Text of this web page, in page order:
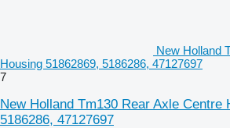
New Holland
Housing 51862869, 5186286, 47127697
7
New Holland Tm130 Rear Axle Centre
5186286, 47127697